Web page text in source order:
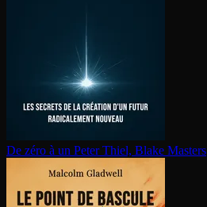
De zéro à un Peter Thiel, Blake Masters